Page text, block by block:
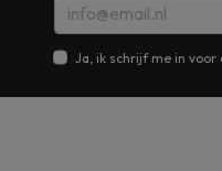
Ja, ik schrijf me in